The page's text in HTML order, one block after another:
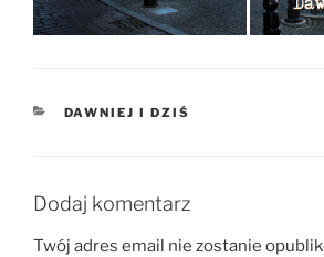
KATEGORIE
DAWNIEJ I DZIŚ
Dodaj komentarz
Twój adres email nie zostanie